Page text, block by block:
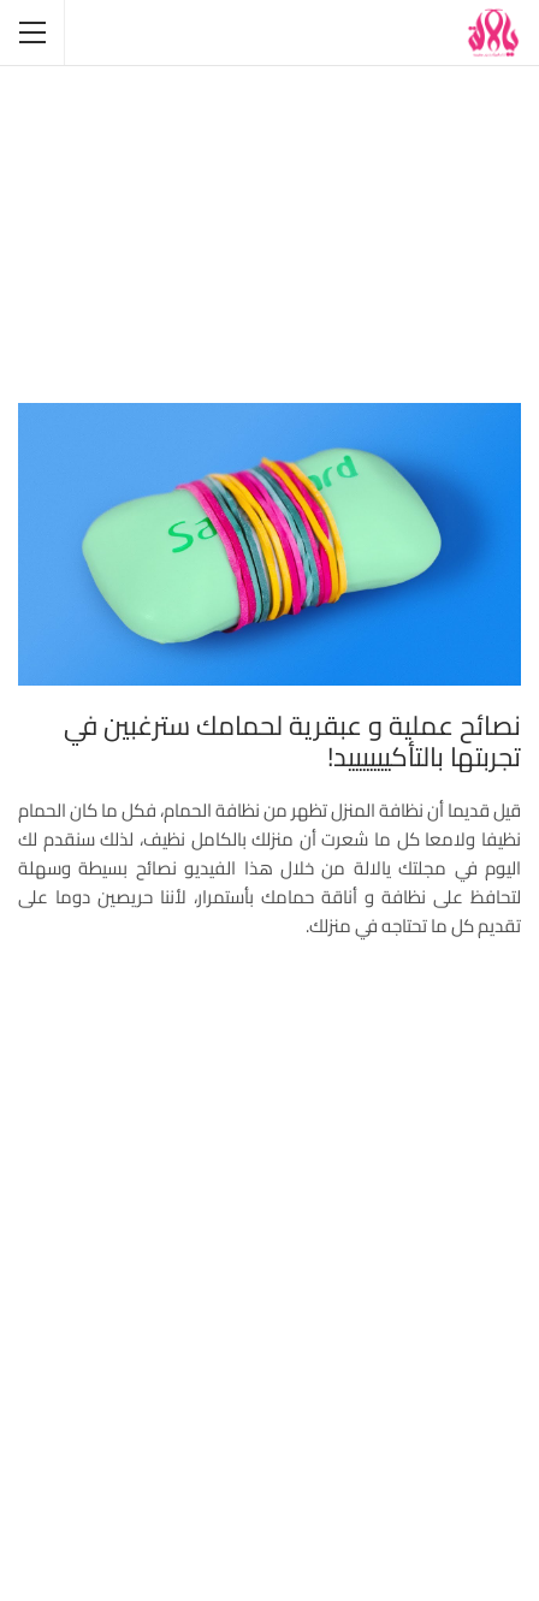
نصائح عملية و عبقرية لحمامك سترغبين في
تجربتها بالتأكييييييد!
قيل قديما أن نظافة المنزل تظهر من نظافة الحمام، فكل ما كان الحمام
نظيفا ولامعا كل ما شعرت أن منزلك بالكامل نظيف، لذلك سنقدم لك
اليوم في مجلتك يالالة من خلال هذا الفيديو نصائح بسيطة وسهلة
لتحافظ على نظافة و أناقة حمامك بأستمرار، لأننا حريصين دوما على
تقديم كل ما تحتاجه في منزلك.